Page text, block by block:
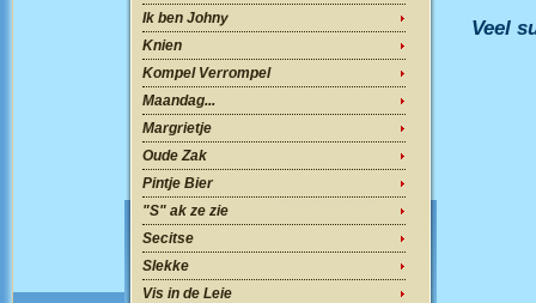
Ik ben Johny
Knien
Kompel Verrompel
Maandag...
Margrietje
Oude Zak
Pintje Bier
"S" ak ze zie
Secitse
Slekke
Vis in de Leie
Veel